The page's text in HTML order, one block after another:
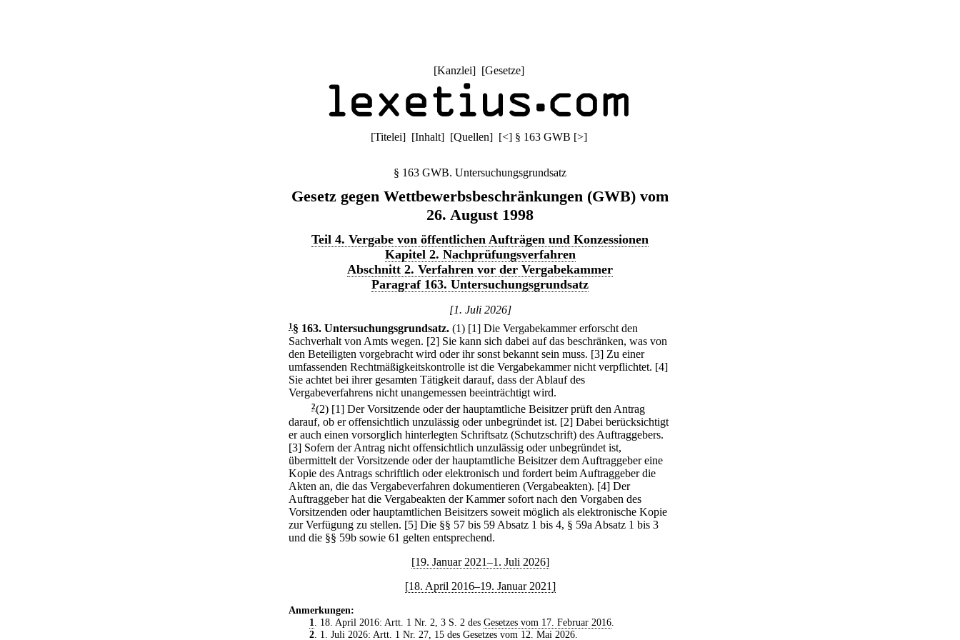
[Kanzlei] [Gesetze]
[Titelei] [Inhalt] [Quellen] [<] § 163 GWB [>]
§ 163 GWB. Untersuchungsgrundsatz
Gesetz gegen Wettbewerbsbeschränkungen (GWB) vom
26. August 1998
Teil 4. Vergabe von öffentlichen Aufträgen und Konzessionen
Kapitel 2. Nachprüfungsverfahren
Abschnitt 2. Verfahren vor der Vergabekammer
Paragraf 163. Untersuchungsgrundsatz
[1. Juli 2026]
1 § 163. Untersuchungsgrundsatz. (1) [1] Die Vergabekammer erforscht den
Sachverhalt von Amts wegen. [2] Sie kann sich dabei auf das beschränken, was von
den Beteiligten vorgebracht wird oder ihr sonst bekannt sein muss. [3] Zu einer
umfassenden Rechtmäßigkeitskontrolle ist die Vergabekammer nicht verpflichtet. [4]
Sie achtet bei ihrer gesamten Tätigkeit darauf, dass der Ablauf des
Vergabeverfahrens nicht unangemessen beeinträchtigt wird.
2(2) [1] Der Vorsitzende oder der hauptamtliche Beisitzer prüft den Antrag
darauf, ob er offensichtlich unzulässig oder unbegründet ist. [2] Dabei berücksichtigt
er auch einen vorsorglich hinterlegten Schriftsatz (Schutzschrift) des Auftraggebers.
[3] Sofern der Antrag nicht offensichtlich unzulässig oder unbegründet ist,
übermittelt der Vorsitzende oder der hauptamtliche Beisitzer dem Auftraggeber eine
Kopie des Antrags schriftlich oder elektronisch und fordert beim Auftraggeber die
Akten an, die das Vergabeverfahren dokumentieren (Vergabeakten). [4] Der
Auftraggeber hat die Vergabeakten der Kammer sofort nach den Vorgaben des
Vorsitzenden oder hauptamtlichen Beisitzers soweit möglich als elektronische Kopie
zur Verfügung zu stellen. [5] Die §§ 57 bis 59 Absatz 1 bis 4, § 59a Absatz 1 bis 3
und die §§ 59b sowie 61 gelten entsprechend.
[19. Januar 2021–1. Juli 2026]
[18. April 2016–19. Januar 2021]
Anmerkungen:
1. 18. April 2016: Artt. 1 Nr. 2, 3 S. 2 des Gesetzes vom 17. Februar 2016.
2. 1. Juli 2026: Artt. 1 Nr. 27, 15 des Gesetzes vom 12. Mai 2026.